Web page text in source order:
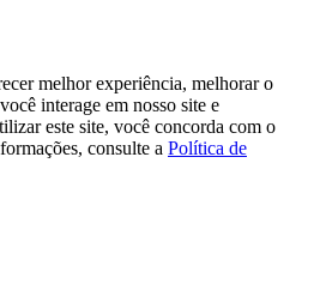
melhor experiência, melhorar o
interage em nosso site e
este site, você concorda com o
consulte a Política de